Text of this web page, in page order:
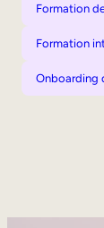
Formation
Formation
Onboarding